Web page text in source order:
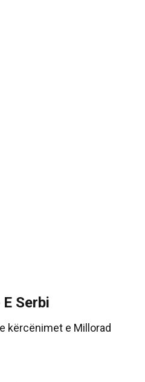
Serbi
kërcënimet e Millorad